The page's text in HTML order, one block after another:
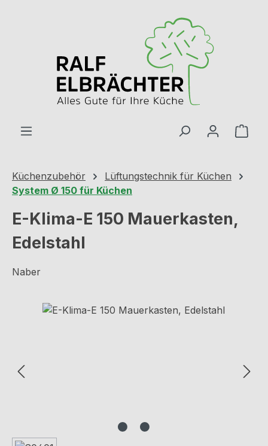
Küchenzubehör
Lüftungstechnik für Küchen
System Ø 150 für Küchen
E-Klima-E 150 Mauerkasten,
Edelstahl
Naber
Bildergalerie überspringen